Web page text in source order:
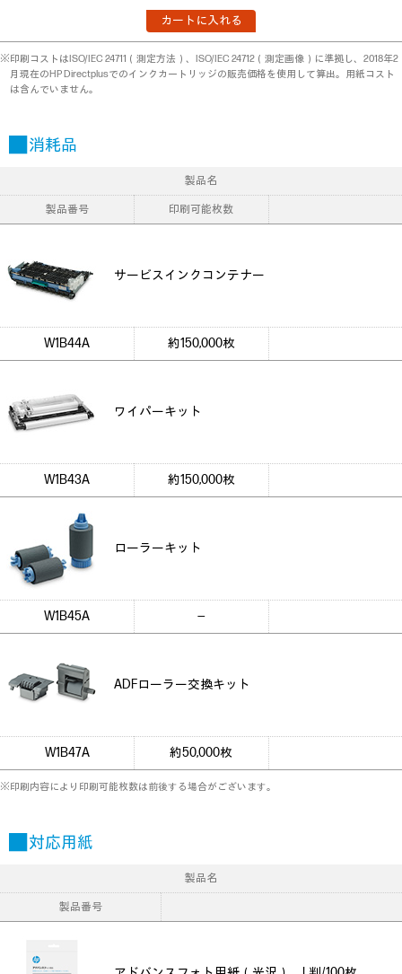
カートに入れる
※印刷コストはISO/IEC 24711（測定方法）、ISO/IEC 24712（測定画像）に準拠し、2018年2
月現在のHP Directplusでのインクカートリッジの販売価格を使用して算出。用紙コスト
は含んでいません。
■ 消耗品
製品名
製品番号 印刷可能枚数
サービスインクコンテナー
W1B44A 約150,000枚
ワイパーキット
W1B43A 約150,000枚
ローラーキット
W1B45A ―
ADFローラー交換キット
W1B47A 約50,000枚
※印刷内容により印刷可能枚数は前後する場合がございます。
■ 対応用紙
製品名
製品番号